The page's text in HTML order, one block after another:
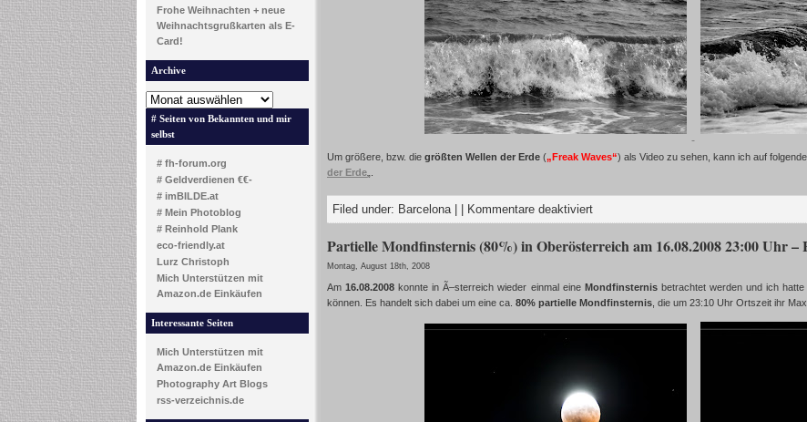
Frohe Weihnachten + neue
Weihnachtsgrußkarten als E-
Card!
Archive
# Seiten von Bekannten und mir
selbst
# fh-forum.org
# Geldverdienen €€-
# imBILDE.at
# Mein Photoblog
# Reinhold Plank
eco-friendly.at
Lurz Christoph
Mich Unterstützen mit
Amazon.de Einkäufen
Interessante Seiten
Mich Unterstützen mit
Amazon.de Einkäufen
Photography Art Blogs
rss-verzeichnis.de
Um größere, bzw. die größten Wellen der Erde („Freak Waves“) als Video zu sehen, kann ich auf
der Erde
Filed under: Barcelona| | Kommentare deaktiviert
Partielle Mondfinsternis (80%) in Oberösterreich am 16.08.2008 23:00 Uhr –
Montag, August 18th, 2008
Am16.08.2008konnte in Ã–sterreich wieder einmal eine Mondfinsternisbetrachtet werden und ich hatte
können. Es handelt sich dabei um eine ca. 80% partielle Mondfinsternis , die um 23:10 Uhr Ortszeit ihr